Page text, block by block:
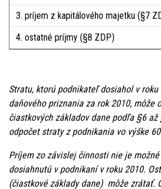
3. príjem z kapitálového majetku (§7
4. ostatné príjmy (§8 ZDP)
Stratu, ktorú podnikateľ dosiahol v
daňového priznania za rok 2010, môže
čiastkových základov dane podľa §6
odpočet straty z podnikania vo výške
Príjem zo závislej činnosti nie je
dosiahnutú v podnikaní v roku 2010.
(čiastkové základy dane) môže zrátať.